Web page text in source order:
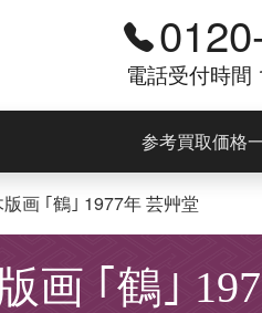
参考買取価格
電話受付時
画 ｢鶴｣ 1977年 芸艸堂
画 ｢鶴｣